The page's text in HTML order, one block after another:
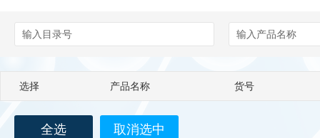
Biotez Berlin Diametra
Berry & Associates
选择 产品名称 货号
全选 取消选中